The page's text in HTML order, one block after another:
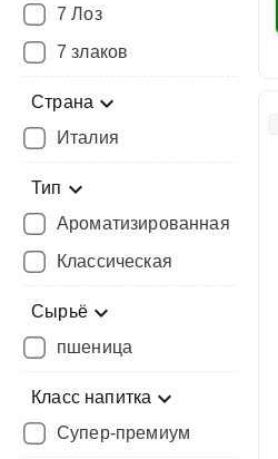
7 Лоз
7 злаков
Страна
Италия
Тип
Ароматизированная
Классическая
Сырьё
пшеница
Класс напитка
Супер-премиум